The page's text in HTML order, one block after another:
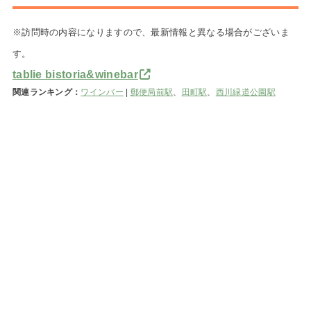
※訪問時の内容になりますので、最新情報と異なる場合がございま
す。
tablie bistoria&winebar
関連ランキング： ワインバー | 郵便局前駅、 田町駅、 西川緑道公園駅